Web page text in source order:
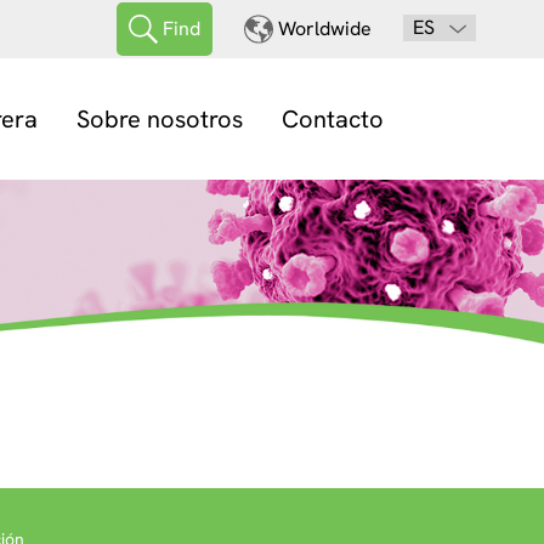
Find Worldwide ES
Sobre nosotros Contacto